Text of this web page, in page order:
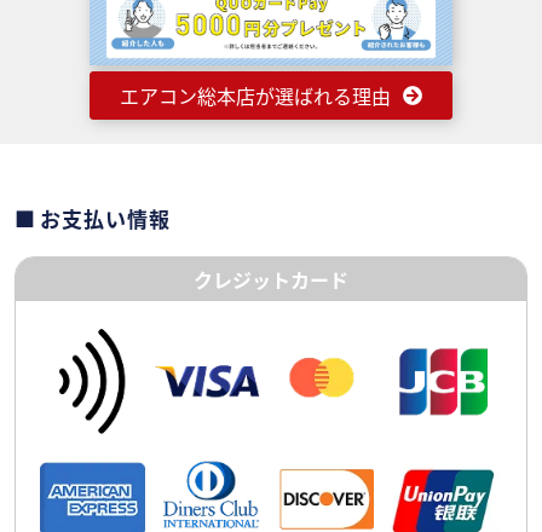
エアコン総本店が選ばれる理由
お支払い情報
クレジットカード